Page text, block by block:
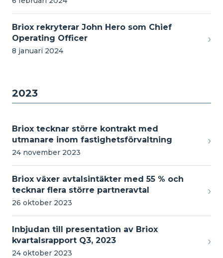
Briox rekryterar John Hero som Chief
Operating Officer
8 januari 2024
›
2023
Briox tecknar större kontrakt med
utmanare inom fastighetsförvaltning
24 november 2023
›
Briox växer avtalsintäkter med 55 % och
tecknar flera större partneravtal
26 oktober 2023
›
Inbjudan till presentation av Briox
kvartalsrapport Q3, 2023
24 oktober 2023
›